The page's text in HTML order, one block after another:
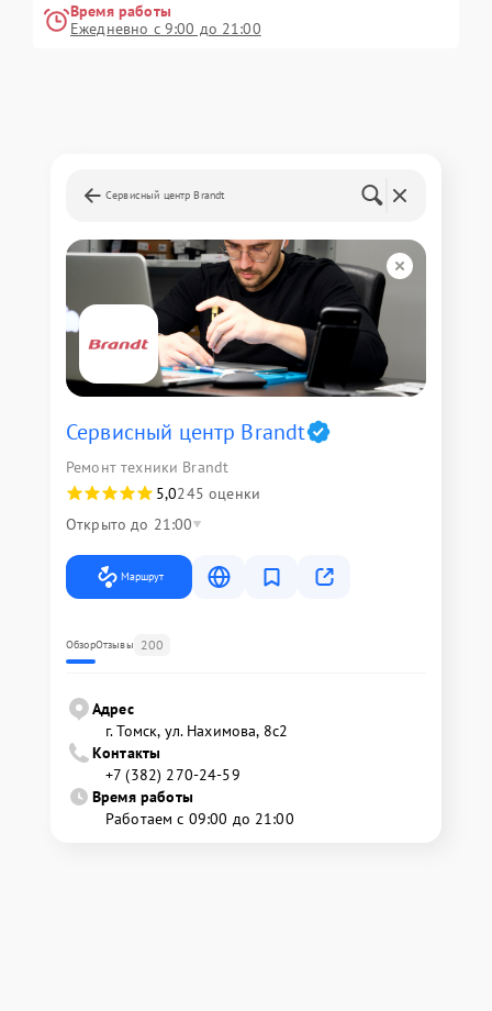
Время работы
Ежедневно с 9:00 до 21:00
Сервисный центр Brandt
Сервисный центр Brandt
Ремонт техники Brandt
5,0245 оценки
Открыто до 21:00
Маршрут
ОбзорОтзывы 200
Адрес
г. Томск, ул. Нахимова, 8с2
Контакты
+7 (382) 270-24-59
Время работы
Работаем с 09:00 до 21:00